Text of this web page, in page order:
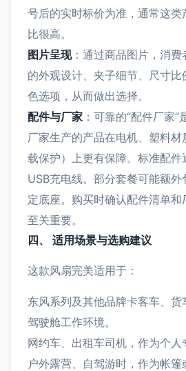
号后的实时标价为准，通常这类
比很高。
图片呈现：通过商品图片，消
的外观设计、夹子细节、尺寸
色选项，从而做出选择。
配件与厂家 ：可靠的“配件厂家
厂家生产的产品在电机、塑料
载保护）上更有保障。标准配件
USB充电线。部分套餐可能额
定底座。购买时确认配件清单
至关重要。
四、 适用场景与选购建议
这款风扇完美适用于：
东风系列及其他品牌卡客车、
驾驶舱工作环境。
网约车、出租车司机，作为个人
户外露营、自驾游时，作为帐